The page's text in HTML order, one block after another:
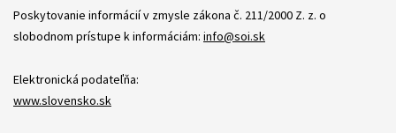
Poskytovanie informácií v zmysle zákona č. 211/2000 Z. z. o
slobodnom prístupe k informáciám: info@soi.sk
Elektronická podateľňa:
www.slovensko.sk